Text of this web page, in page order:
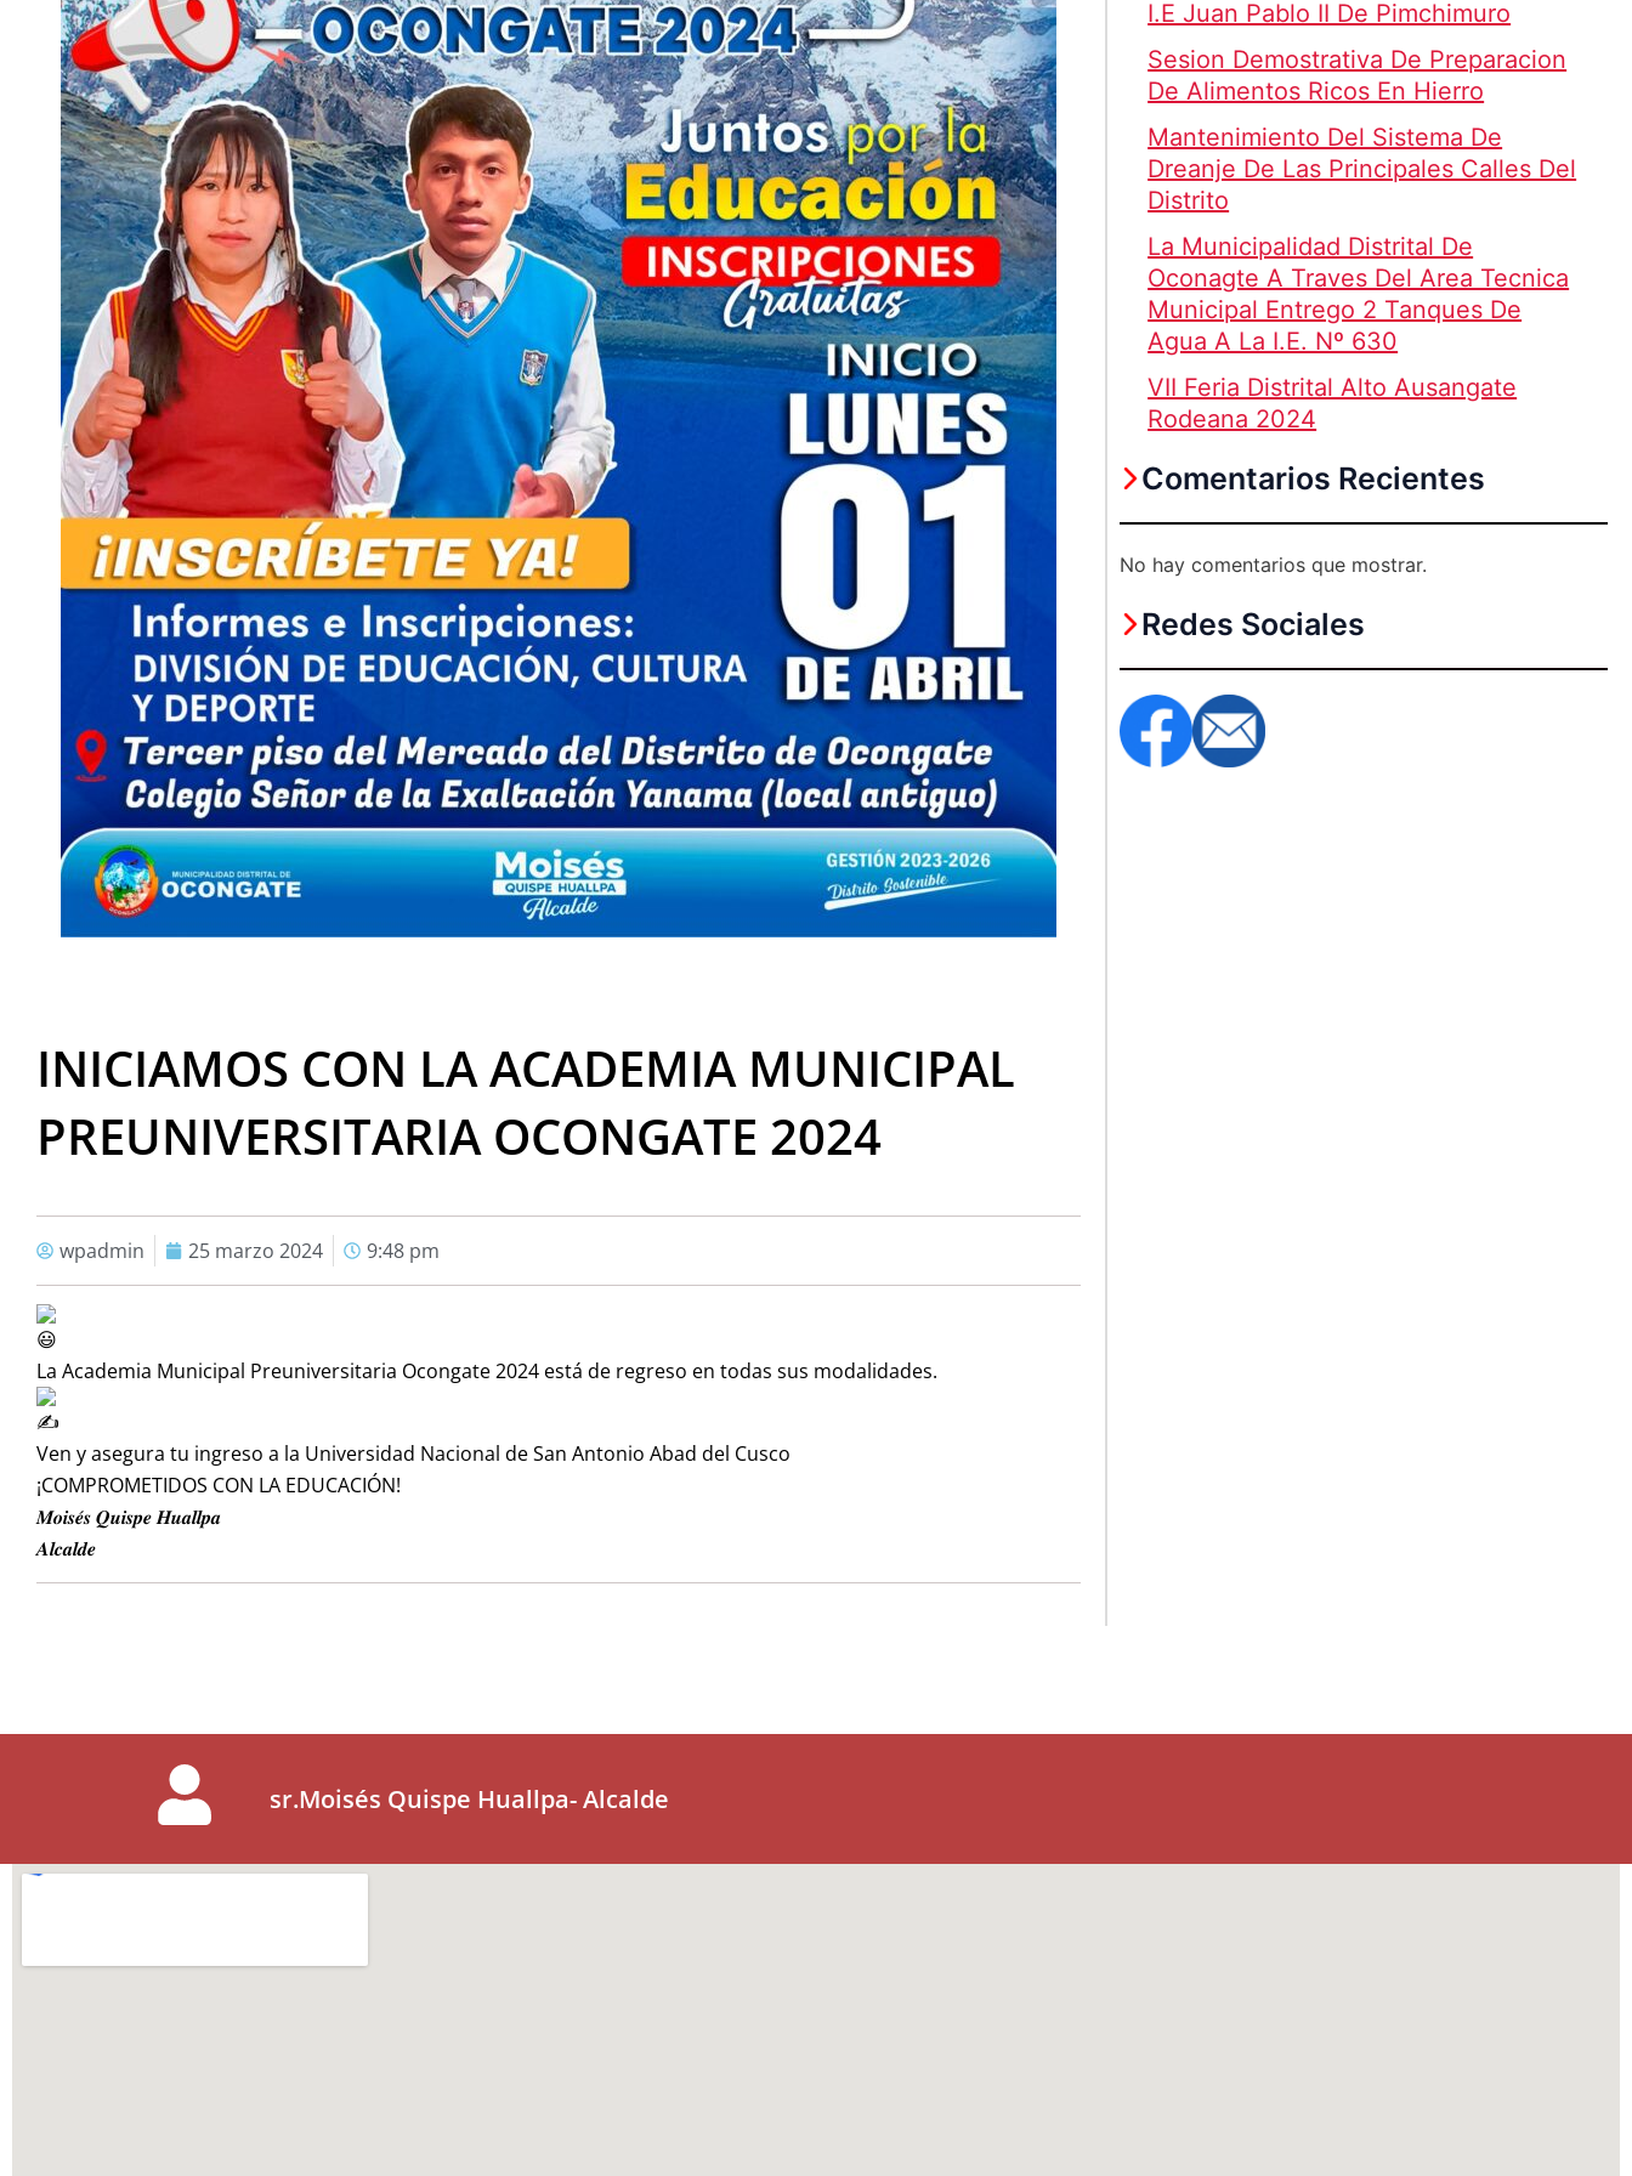
INICIAMOS CON LA ACADEMIA MUNICIPAL
PREUNIVERSITARIA OCONGATE 2024
wpadmin 25 marzo 2024 9:48 pm
La Academia Municipal Preuniversitaria Ocongate 2024 está de regreso en todas sus modalidades.
Ven y asegura tu ingreso a la Universidad Nacional de San Antonio Abad del Cusco
¡COMPROMETIDOS CON LA EDUCACIÓN!
𝑴𝒐𝒊𝒔𝒆́𝒔 𝑸𝒖𝒊𝒔𝒑𝒆 𝑯𝒖𝒂𝒍𝒍𝒑𝒂
𝑨𝒍𝒄𝒂𝒍𝒅𝒆
I.E Juan Pablo II De Pimchimuro
Sesion Demostrativa De Preparacion
De Alimentos Ricos En Hierro
Mantenimiento Del Sistema De
Dreanje De Las Principales Calles Del
Distrito
La Municipalidad Distrital De
Oconagte A Traves Del Area Tecnica
Municipal Entrego 2 Tanques De
Agua A La I.E. Nº 630
VII Feria Distrital Alto Ausangate
Rodeana 2024
Comentarios Recientes
No hay comentarios que mostrar.
Redes Sociales
sr.Moisés Quispe Huallpa- Alcalde